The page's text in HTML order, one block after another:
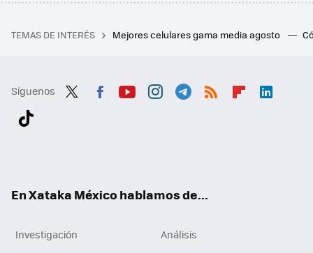
TEMAS DE INTERÉS Mejores celulares gama media agosto
Síguenos
En Xataka México hablamos de...
Investigación
Análisis